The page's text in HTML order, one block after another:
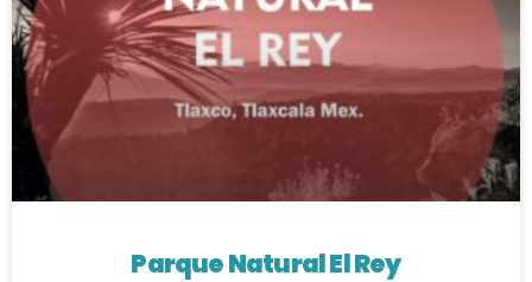
Parque Natural El Rey